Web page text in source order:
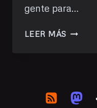
gente para…
LEER MÁS